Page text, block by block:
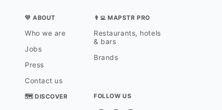
💛 ABOUT
Who we are
Jobs
Press
Contact us
👨‍💻 MAPSTR PRO
Restaurants, hotels
& bars
Brands
🗺 DISCOVER FOLLOW US